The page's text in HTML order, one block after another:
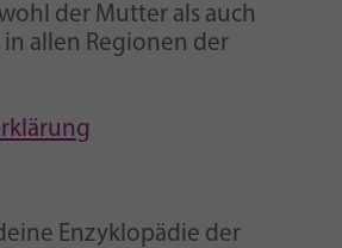
der Mutter als auch
in allen Regionen der
Enzyklopädie der